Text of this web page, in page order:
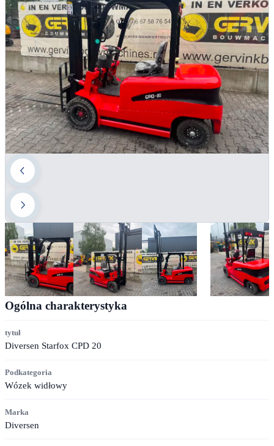
Ogólna charakterystyka
tytuł
Diversen Starfox CPD 20
Podkategoria
Wózek widłowy
Marka
Diversen